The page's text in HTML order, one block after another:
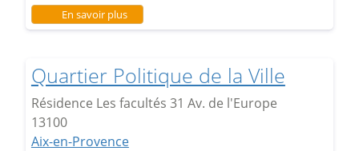
En savoir plussur Quartier Pinette
Quartier Politique de la Ville
Résidence Les facultés 31 Av. de l'Europe
13100
Aix-en-Provence